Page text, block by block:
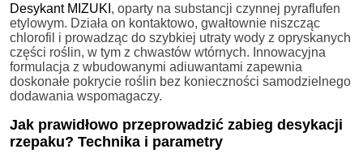
Desykant MIZUKI , oparty na substancji czynnej pyraflufen
etylowym. Działa on kontaktowo, gwałtownie niszcząc
chlorofil i prowadząc do szybkiej utraty wody z opryskanych
części roślin, w tym z chwastów wtórnych. Innowacyjna
formulacja z wbudowanymi adiuwantami zapewnia
doskonałe pokrycie roślin bez konieczności samodzielnego
dodawania wspomagaczy.
Jak prawidłowo przeprowadzić zabieg desykacji
rzepaku? Technika i parametry